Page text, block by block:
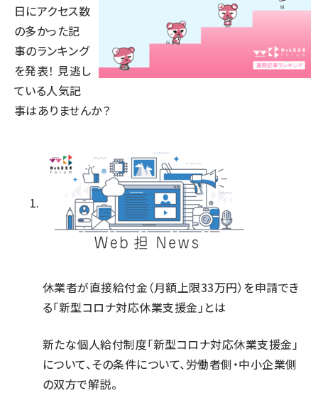
日にアクセス数
の多かった記
事のランキング
を発表！ 見逃し
ている人気記
事はありませんか？
休業者が直接給付金（月額上限33万円）を申請でき
る「新型コロナ対応休業支援金」とは
新たな個人給付制度「新型コロナ対応休業支援金」
について、その条件について、労働者側・中小企業側
の双方で解説。